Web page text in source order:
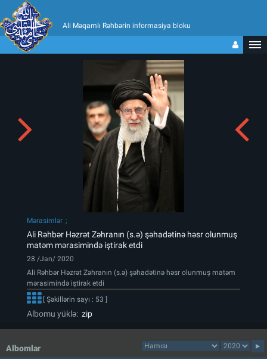
Ali Məqamlı Rəhbərin informasiya bloku
Mərasimlər
Ali Rəhbər Həzrət Zəhranın (s.ə) şəhadətinə həsr olunmuş
matəm mərasimində iştirak etdi
28 /Jan/ 2020
Ali Rəhbər Həzrət Zəhranın (s.ə) şəhadətinə həsr olunmuş matəm
mərasimində iştirak etdi
[ Şəkillərin sayı : 53 ]
Albomu yüklə: zip
Albomlar